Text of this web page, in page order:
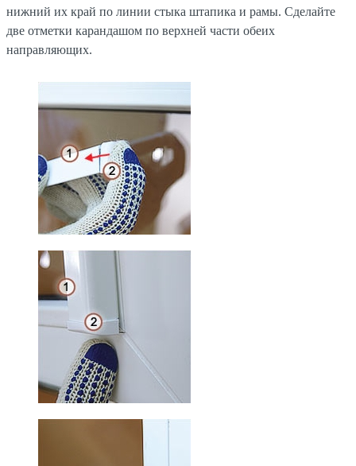
нижний их край по линии стыка штапика и рамы. Сделайте
две отметки карандашом по верхней части обеих
направляющих.